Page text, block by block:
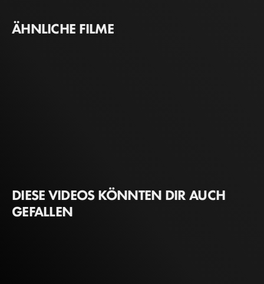
ÄHNLICHE FILME
DIESE VIDEOS KÖNNTEN DIR AUCH
GEFALLEN